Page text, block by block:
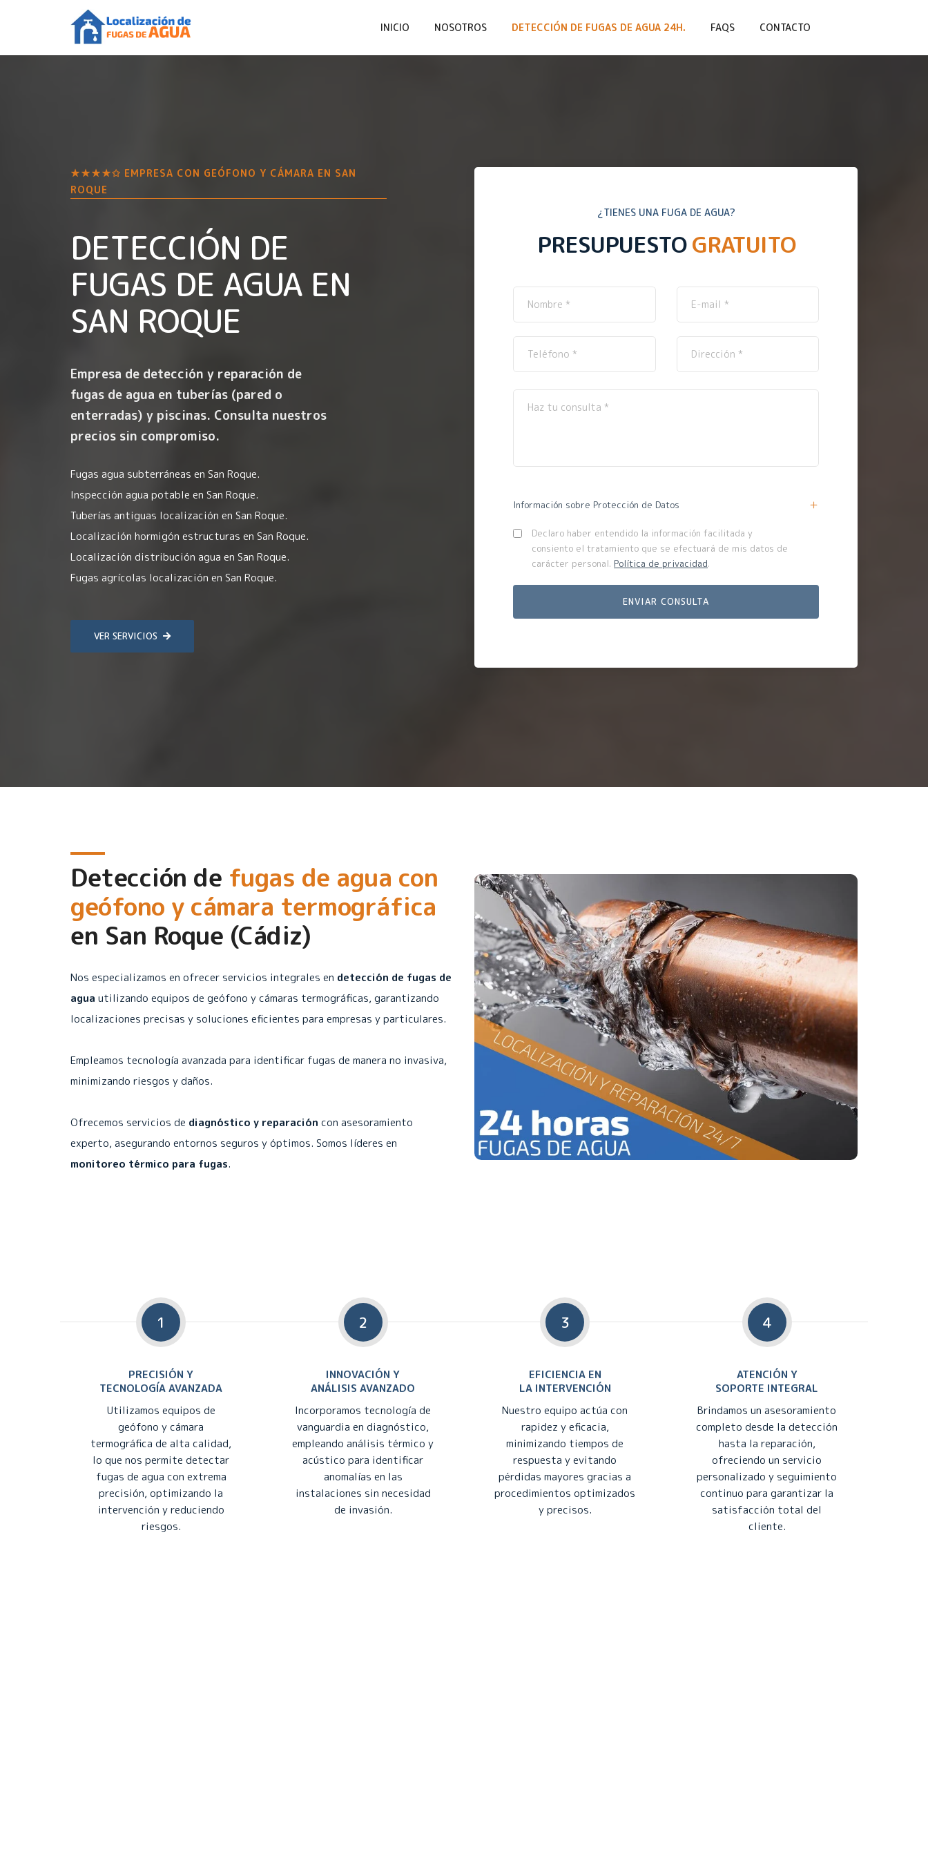
INICIO NOSOTROS DETECCIÓN DE FUGAS DE AGUA 24H. FAQS CONTACTO
★★★★✩ EMPRESA CON GEÓFONO Y CÁMARA EN SAN
ROQUE
DETECCIÓN DE
FUGAS DE AGUA EN
SAN ROQUE
Empresa de detección y reparación de
fugas de agua en tuberías (pared o
enterradas) y piscinas. Consulta nuestros
precios sin compromiso.
Fugas agua subterráneas en San Roque.
Inspección agua potable en San Roque.
Tuberías antiguas localización en San Roque.
Localización hormigón estructuras en San Roque.
Localización distribución agua en San Roque.
Fugas agrícolas localización en San Roque.
VER SERVICIOS
¿TIENES UNA FUGA DE AGUA?
PRESUPUESTOGRATUITO
Información sobre Protección de Datos
Declaro haber entendido la información facilitada y
consiento el tratamiento que se efectuará de mis datos de
carácter personal. Política de privacidad.
Detección de fugas de agua con
geófono y cámara termográfica
en San Roque (Cádiz)
Nos especializamos en ofrecer servicios integrales en detección de fugas de
agua utilizando equipos de geófono y cámaras termográficas, garantizando
localizaciones precisas y soluciones eficientes para empresas y particulares.
Empleamos tecnología avanzada para identificar fugas de manera no invasiva,
minimizando riesgos y daños.
Ofrecemos servicios de diagnóstico y reparación con asesoramiento
experto, asegurando entornos seguros y óptimos. Somos líderes en
monitoreo térmico para fugas.
1
PRECISIÓN Y
TECNOLOGÍA AVANZADA
Utilizamos equipos de
geófono y cámara
termográfica de alta calidad,
lo que nos permite detectar
fugas de agua con extrema
precisión, optimizando la
intervención y reduciendo
riesgos.
2
INNOVACIÓN Y
ANÁLISIS AVANZADO
Incorporamos tecnología de
vanguardia en diagnóstico,
empleando análisis térmico y
acústico para identificar
anomalías en las
instalaciones sin necesidad
de invasión.
3
EFICIENCIA EN
LA INTERVENCIÓN
Nuestro equipo actúa con
rapidez y eficacia,
minimizando tiempos de
respuesta y evitando
pérdidas mayores gracias a
procedimientos optimizados
y precisos.
4
ATENCIÓN Y
SOPORTE INTEGRAL
Brindamos un asesoramiento
completo desde la detección
hasta la reparación,
ofreciendo un servicio
personalizado y seguimiento
continuo para garantizar la
satisfacción total del
cliente.